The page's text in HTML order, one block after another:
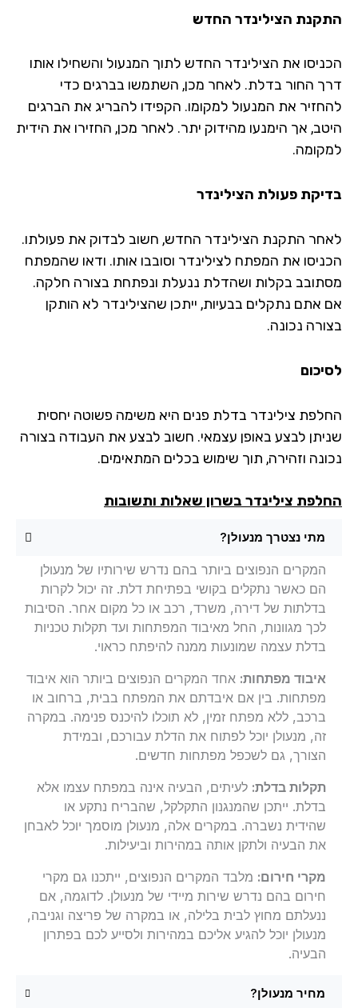
הצילינדר החדש
את הצילינדר החדש לתוך המנעול והשחילו אותו
החור בדלת. לאחר מכן, השתמשו בברגים כדי
את המנעול למקומו. הקפידו להבריג את הברגים
אך הימנעו מהידוק יתר. לאחר מכן, החזירו את הידית
פעולת הצילינדר
התקנת הצילינדר החדש, חשוב לבדוק את פעולתו.
את המפתח לצילינדר וסובבו אותו. ודאו שהמפתח
בקלות ושהדלת ננעלת ונפתחת בצורה חלקה.
אתם נתקלים בבעיות, ייתכן שהצילינדר לא הותקן
נכונה.
צילינדר בדלת פנים היא משימה פשוטה יחסית
לבצע באופן עצמאי. חשוב לבצע את העבודה בצורה
וזהירה, תוך שימוש בכלים המתאימים.
צילינדר בשרון שאלות ותשובות
מתי נצטרך מנעולן?
המקרים הנפוצים ביותר בהם נדרש שירותיו של מנעולן
הם כאשר נתקלים בקושי בפתיחת דלת. זה יכול לקרות
בדלתות של דירה, משרד, רכב או כל מקום אחר. הסיבות
לכך מגוונות, החל מאיבוד המפתחות ועד תקלות טכניות
בדלת עצמה שמונעות ממנה להיפתח כראוי.
איבוד מפתחות:אחד המקרים הנפוצים ביותר הוא איבוד
מפתחות. בין אם איבדתם את המפתח בבית, ברחוב או
ברכב, ללא מפתח זמין, לא תוכלו להיכנס פנימה. במקרה
זה, מנעולן יוכל לפתוח את הדלת עבורכם, ובמידת
הצורך, גם לשכפל מפתחות חדשים.
תקלות בדלת:לעיתים, הבעיה אינה במפתח עצמו אלא
בדלת. ייתכן שהמנגנון התקלקל, שהבריח נתקע או
שהידית נשברה. במקרים אלה, מנעולן מוסמך יוכל לאבחן
את הבעיה ולתקן אותה במהירות וביעילות.
מקרי חירום:מלבד המקרים הנפוצים, ייתכנו גם מקרי
חירום בהם נדרש שירות מיידי של מנעולן. לדוגמה, אם
ננעלתם מחוץ לבית בלילה, או במקרה של פריצה וגניבה,
מנעולן יוכל להגיע אליכם במהירות ולסייע לכם בפתרון
הבעיה.
מחיר מנעולן?